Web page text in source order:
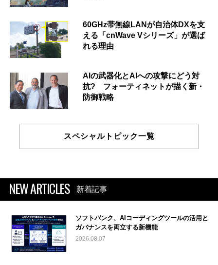
60GHz帯無線LANが自治体DXを支
える「cnWave Vシリーズ」が選ば
れる理由
AIの武器化とAIへの攻撃にどう対
抗? フォーティネットが描く新・
防御戦略
スペシャルトピック一覧
NEW ARTICLES 新着記事
ソフトバンク、AIコーディングツールの活用と
ガバナンスを両立する新機能
2026.08.07